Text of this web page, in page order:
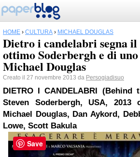
HOME › CULTURA › MICHAEL DOUGLAS
Dietro i candelabri segna
ottimo Soderbergh e di
Michael Douglas
Creato il 27 novembre 2013 da Persogiadisuo
DIETRO I CANDELABRI (Behind
Steven Soderbergh,
USA, 2013
Michael Douglas, Dan Aykord,
Lowe, Scott Bakula
Save